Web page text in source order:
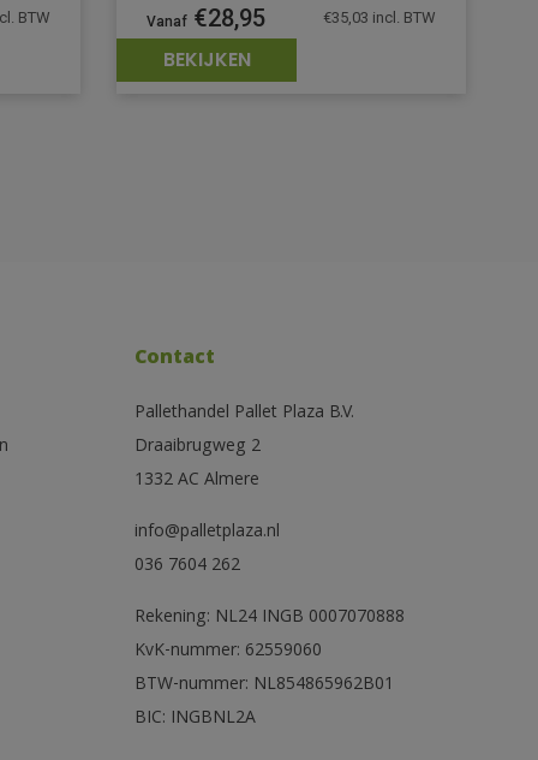
BTW €28,95 €35,03 incl. BTW
BEKIJKEN
Contact
Pallethandel Pallet Plaza B.V.
Draaibrugweg 2
1332 AC Almere
info@palletplaza.nl
036 7604 262
Rekening: NL24 INGB 0007070888
KvK-nummer: 62559060
BTW-nummer: NL854865962B01
BIC: INGBNL2A